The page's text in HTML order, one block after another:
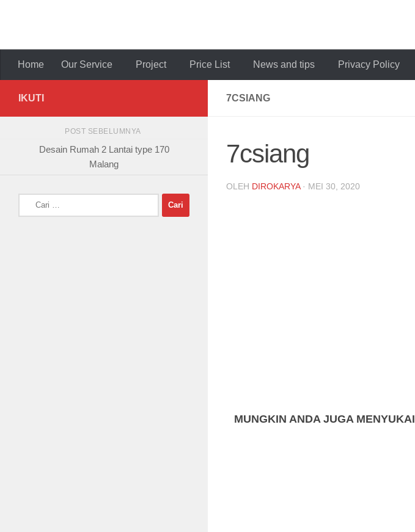
Home Our Service Project Price List News and tips Privacy Policy
7CSIANG
7csiang
OLEH DIROKARYA · MEI 30, 2020
MUNGKIN ANDA JUGA MENYUKAI
IKUTI
POST SEBELUMNYA
Desain Rumah 2 Lantai type 170
Malang
untuk: